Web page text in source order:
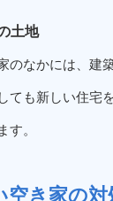
土地
のなかには、建
ても新しい住宅
す。
空き家の対